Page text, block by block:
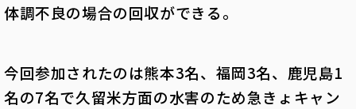
体調不良の場合の回収ができる。
今回参加されたのは熊本3名、福岡3名、鹿児島1
名の7名で久留米方面の水害のため急きょキャン